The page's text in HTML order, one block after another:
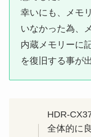
幸いにも、メモ
いなかった為、
内蔵メモリーに
を復旧する事が
HDR-
全体的に